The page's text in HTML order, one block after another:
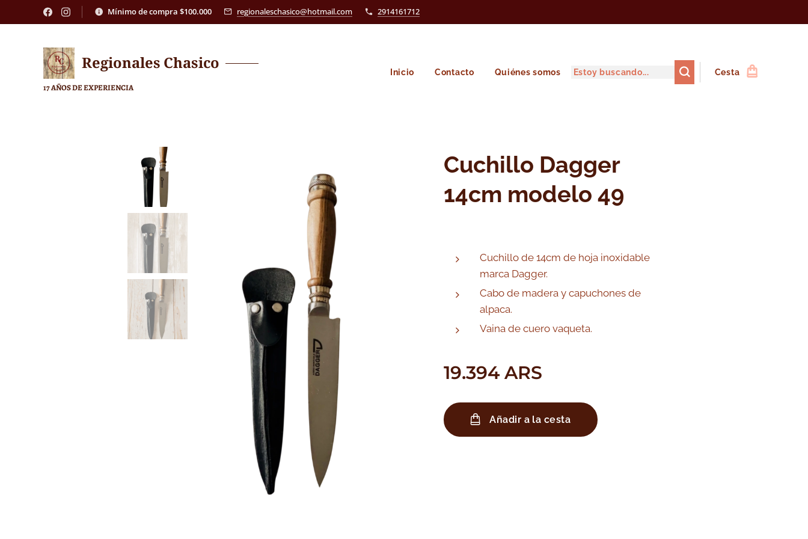
Mínimo de compra $100.000 regionaleschasico@hotmail.com 2914161712
Regionales Chasico
17 AÑOS DE EXPERIENCIA
Inicio Contacto Quiénes somos Cesta
Cuchillo Dagger
14cm modelo 49
Cuchillo de 14cm de hoja inoxidable
marca Dagger.
Cabo de madera y capuchones de
alpaca.
Vaina de cuero vaqueta.
19.394 ARS
Añadir a la cesta